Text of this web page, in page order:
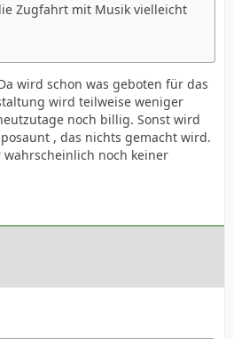
Zugfahrt mit Musik vielleicht
wird schon was geboten für das
wird teilweise weniger
noch billig. Sonst wird
, das nichts gemacht wird.
noch keiner